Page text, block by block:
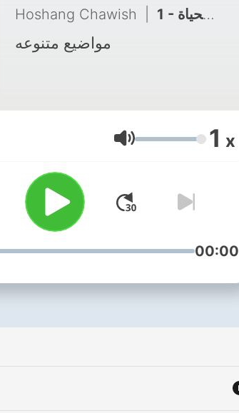
Hoshang Chawish 1 - مقاومه أزمات الحياة
مواضيع متنوعه
Volumen 1 x
00:00